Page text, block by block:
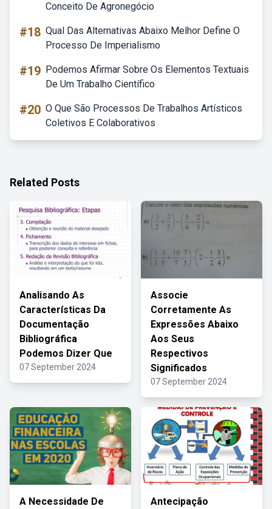
Conceito De Agronegócio
#18 Qual Das Alternativas Abaixo Melhor Define O
Processo De Imperialismo
#19 Podemos Afirmar Sobre Os Elementos Textuais
De Um Trabalho Científico
#20 O Que São Processos De Trabalhos Artísticos
Coletivos E Colaborativos
Related Posts
Analisando As
Características Da
Documentação
Bibliográfica
Podemos Dizer Que
07 September 2024
Associe
Corretamente As
Expressões Abaixo
Aos Seus
Respectivos
Significados
07 September 2024
A Necessidade De Antecipação